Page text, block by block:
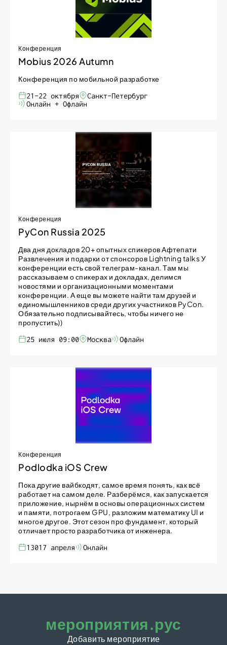
Конференция
Mobius 2026 Autumn
Конференция по мобильной разработке
21-22 октября
Санкт-Петербург
Онлайн + Офлайн
Конференция
PyCon Russia 2025
Два дня докладов 20+ опытных спикеров Афтепати
Развлечения и подарки от спонсоров Lightning talks У
конференции есть свой телеграм-канал. Там мы
рассказываем о спикерах и докладах, делимся
новостями и организационными моментами
конференции. А еще вы можете найти там друзей и
единомышленников среди других участников PyCon.
Обязательно подписывайтесь, чтобы ничего не
пропустить))
25 июля 09:00
Москва Офлайн
Конференция
Podlodka iOS Crew
Пока другие вайбкодят, самое время понять, как всё
работает на самом деле. Разберёмся, как запускается
приложение, нырнём в основы операционных систем
и памяти, потрогаем GPU, разложим математику UI и
многое другое. Этот сезон про фундамент, который
отличает просто разработчика от инженера.
13017 апреля
Онлайн
мероприятия.рус
Добавить мероприятие